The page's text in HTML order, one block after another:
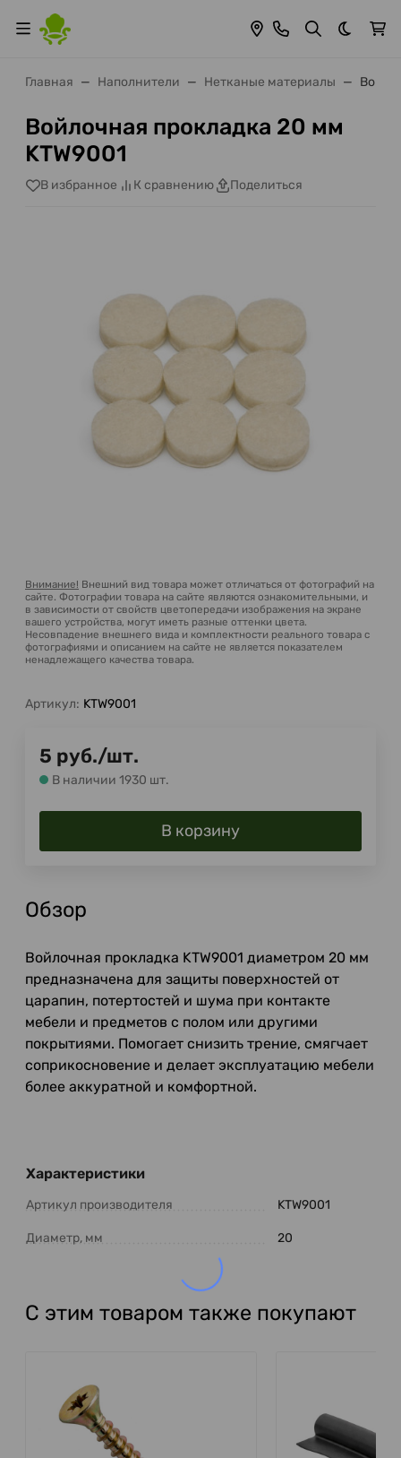
Темная
Главная Наполнители Нетканые материалы
Войлочная прокладка 20 мм
KTW9001
В избранное К сравнению Поделиться
Внимание! Внешний вид товара может отличаться от фотографий на
сайте. Фотографии товара на сайте являются ознакомительными, и
в зависимости от свойств цветопередачи изображения на экране
вашего устройства, могут иметь разные оттенки цвета.
Несовпадение внешнего вида и комплектности реального товара с
фотографиями и описанием на сайте не является показателем
ненадлежащего качества товара.
Артикул: KTW9001
5 руб./шт.
В наличии 1930 шт.
В корзину
Обзор
Войлочная прокладка KTW9001 диаметром 20 мм
предназначена для защиты поверхностей от
царапин, потертостей и шума при контакте
мебели и предметов с полом или другими
покрытиями. Помогает снизить трение, смягчает
соприкосновение и делает эксплуатацию мебели
более аккуратной и комфортной.
Характеристики
Артикул производителя KTW9001
Диаметр, мм 20
С этим товаром также покупают